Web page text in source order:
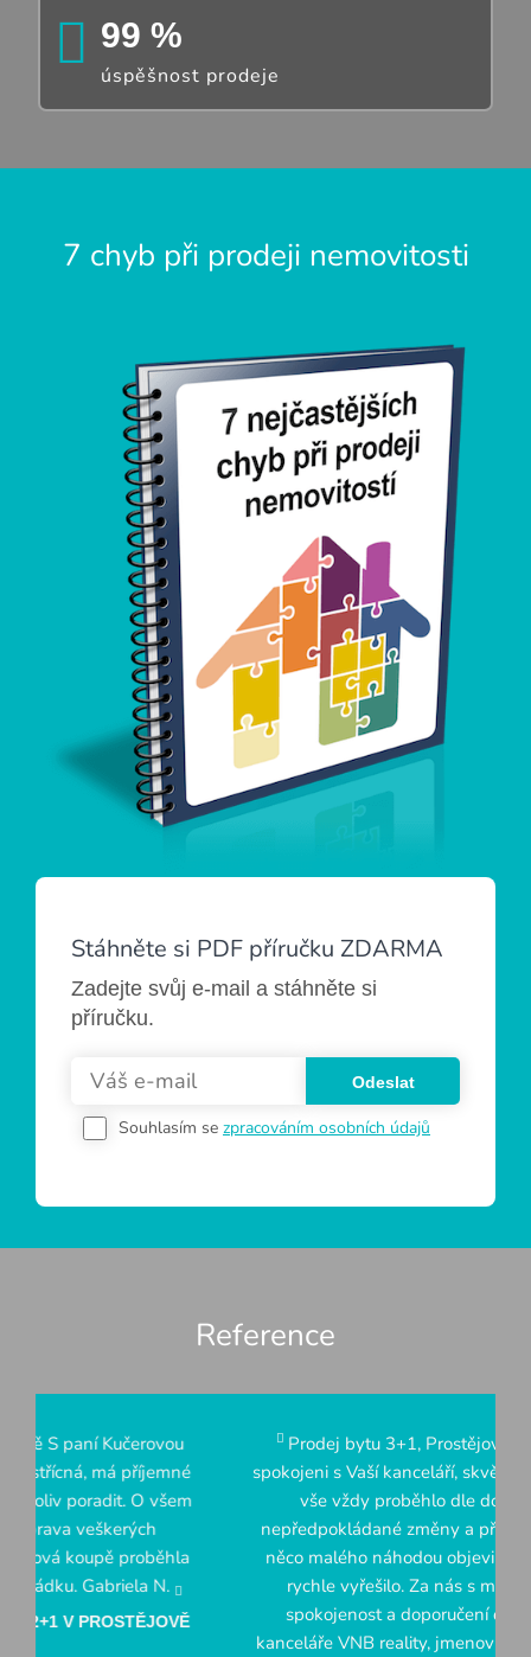
99 %
úspěšnost prodeje
7 chyb při prodeji nemovitosti
Stáhněte si PDF příručku ZDARMA
Zadejte svůj e-mail a stáhněte si
příručku.
Odeslat
Souhlasím se zpracováním osobních údajů
Reference
Prodej bytu 3+1, Prostějov Byli jsme velice
spokojeni s Vaší kanceláří, skvělé jednání s klienty,
vše vždy proběhlo dle domluvy, žádné
nepředpokládané změny a překážky. Když už se
něco malého náhodou objevilo, tak se vždy vše
rychle vyřešilo. Za nás s manželkou veliká
spokojenost a doporučení dalším klientům
kanceláře VNB reality, jmenovitě paní ing. Zuzanu